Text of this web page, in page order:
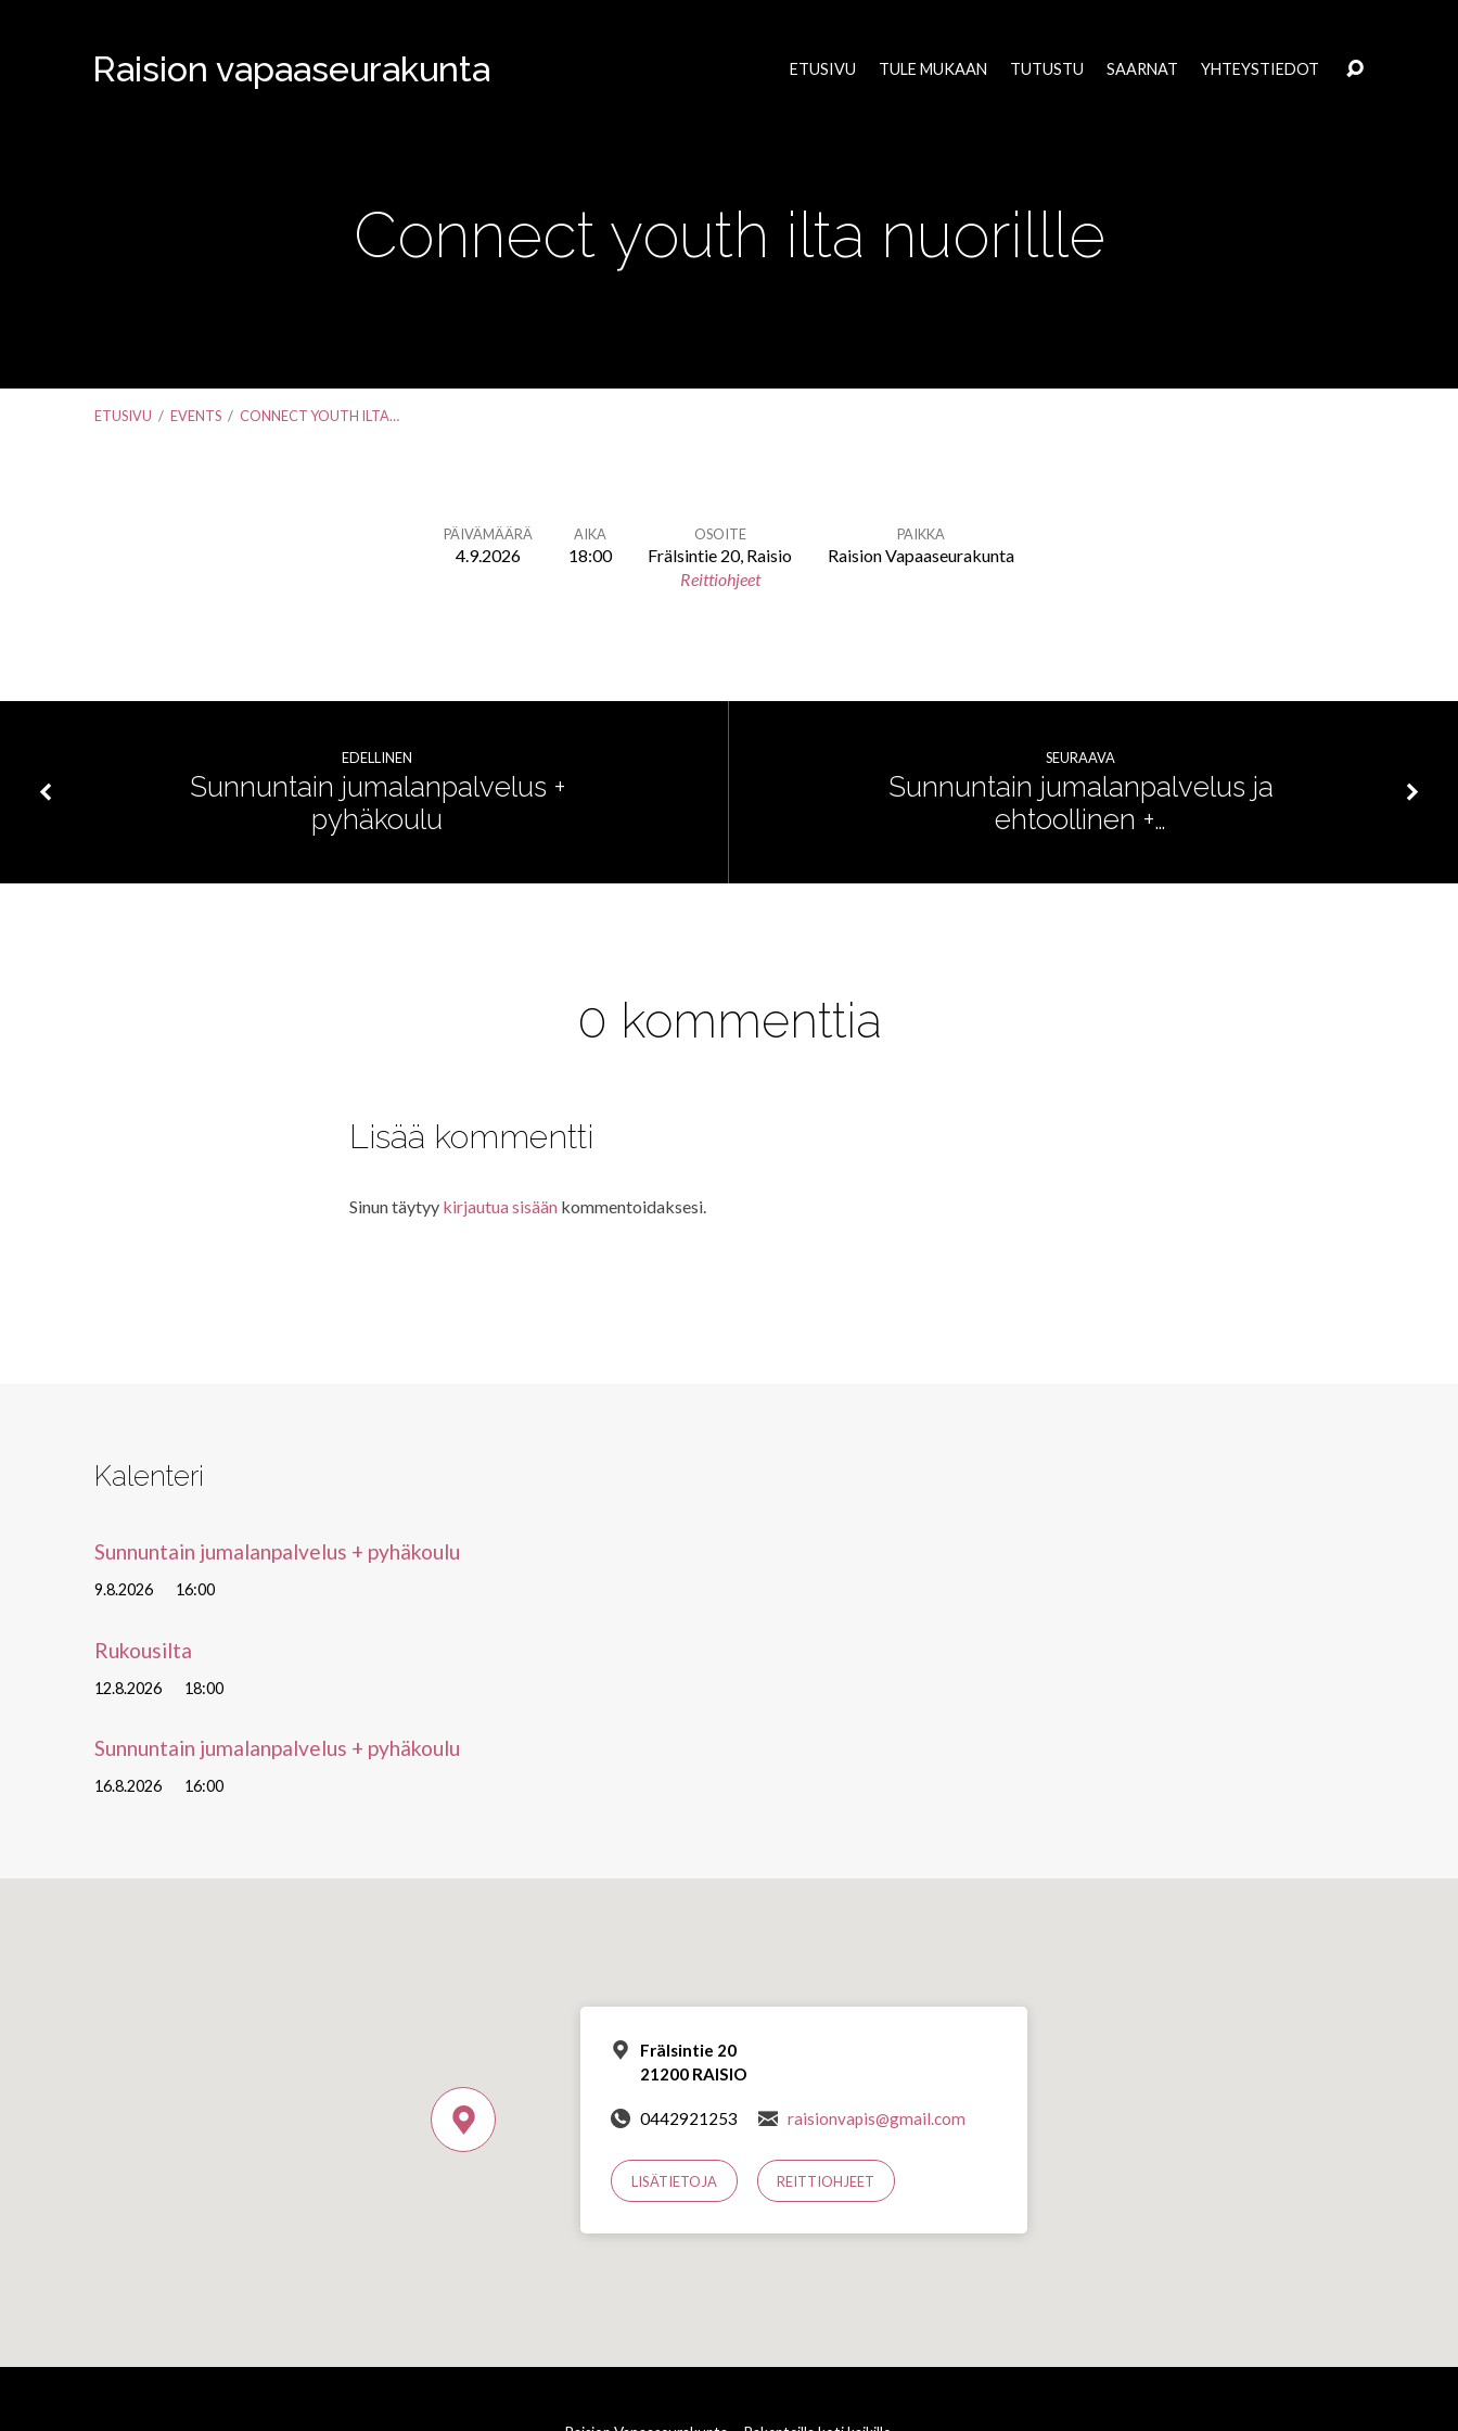
Raision vapaaseurakunta ETUSIVU TULE MUKAAN TUTUSTU SAARNAT YHTEYSTIEDOT
Connect youth ilta nuorillle
ETUSIVU / EVENTS / CONNECT YOUTH ILTA…
ilta
nuorillle
PÄIVÄMÄÄRÄ
4.9.2026
AIKA
18:00
OSOITE
Frälsintie 20, Raisio
Reittiohjeet
PAIKKA
Raision Vapaaseurakunta
EDELLINEN
Sunnuntain jumalanpalvelus +
pyhäkoulu
SEURAAVA
Sunnuntain jumalanpalvelus ja
ehtoollinen +…
0 kommenttia
Lisää kommentti
Sinun täytyy kirjautua sisään kommentoidaksesi.
Kalenteri
Sunnuntain jumalanpalvelus + pyhäkoulu
9.8.2026 16:00
Rukousilta
12.8.2026 18:00
Sunnuntain jumalanpalvelus + pyhäkoulu
16.8.2026 16:00
Frälsintie 20
21200 RAISIO
0442921253 raisionvapis@gmail.com
LISÄTIETOJA REITTIOHJEET